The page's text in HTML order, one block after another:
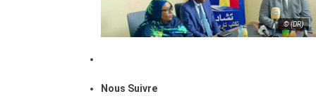
© (DR)
Nous Suivre